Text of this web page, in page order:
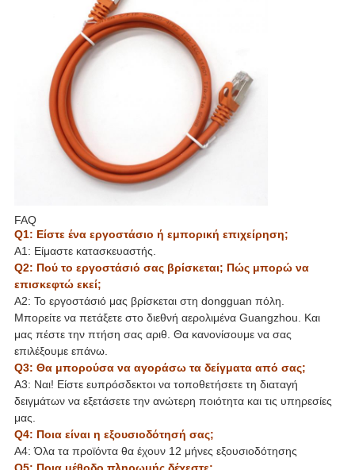
FAQ
Q1: Είστε ένα εργοστάσιο ή εμπορική επιχείρηση;
Α1: Είμαστε κατασκευαστής.
Q2: Πού το εργοστάσιό σας βρίσκεται; Πώς μπορώ να
επισκεφτώ εκεί;
A2: Το εργοστάσιό μας βρίσκεται στη dongguan πόλη.
Μπορείτε να πετάξετε στο διεθνή αερολιμένα Guangzhou. Και
μας πέστε την πτήση σας αριθ. Θα κανονίσουμε να σας
επιλέξουμε επάνω.
Q3: Θα μπορούσα να αγοράσω τα δείγματα από σας;
A3: Ναι! Είστε ευπρόσδεκτοι να τοποθετήσετε τη διαταγή
δειγμάτων να εξετάσετε την ανώτερη ποιότητα και τις υπηρεσίες
μας.
Q4: Ποια είναι η εξουσιοδότησή σας;
A4: Όλα τα προϊόντα θα έχουν 12 μήνες εξουσιοδότησης